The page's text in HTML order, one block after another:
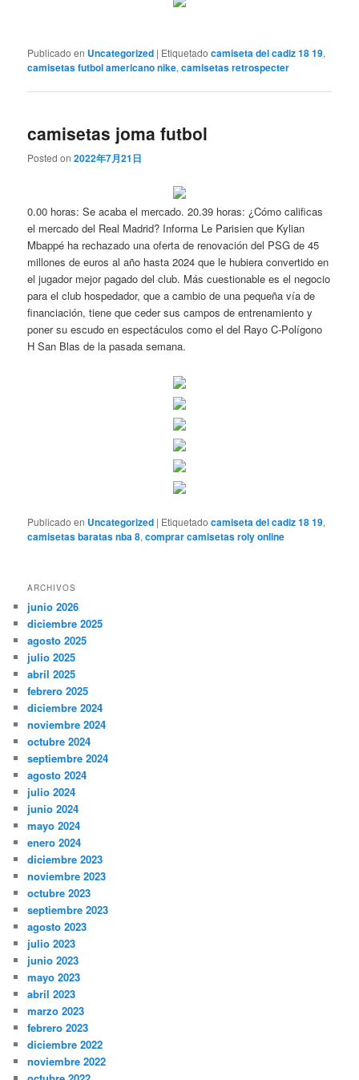
Publicado en Uncategorized | Etiquetado camiseta del cadiz 18 19,
camisetas futbol americano nike,camisetas retrospecter
camisetas joma futbol
Posted on2022年7月21日
0.00 horas: Se acaba el mercado. 20.39 horas: ¿Cómo calificas
el mercado del Real Madrid? Informa Le Parisien que Kylian
Mbappé ha rechazado una oferta de renovación del PSG de 45
millones de euros al año hasta 2024 que le hubiera convertido en
el jugador mejor pagado del club. Más cuestionable es el negocio
para el club hospedador, que a cambio de una pequeña vía de
financiación, tiene que ceder sus campos de entrenamiento y
poner su escudo en espectáculos como el del Rayo C-Polígono
H San Blas de la pasada semana.
Publicado en Uncategorized | Etiquetado camiseta del cadiz 18 19,
camisetas baratas nba 8,comprar camisetas roly online
ARCHIVOS
junio 2026
diciembre 2025
agosto 2025
julio 2025
abril 2025
febrero 2025
diciembre 2024
noviembre 2024
octubre 2024
septiembre 2024
agosto 2024
julio 2024
junio 2024
mayo 2024
enero 2024
diciembre 2023
noviembre 2023
octubre 2023
septiembre 2023
agosto 2023
julio 2023
junio 2023
mayo 2023
abril 2023
marzo 2023
febrero 2023
diciembre 2022
noviembre 2022